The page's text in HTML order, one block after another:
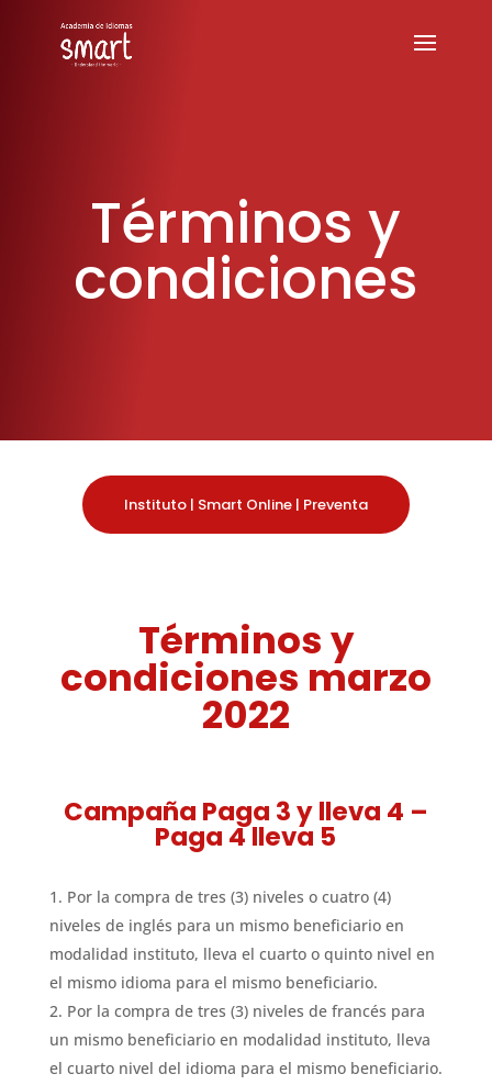
Términos y
condiciones
Instituto | Smart Online | Preventa
Términos y
condiciones marzo
2022
Campaña Paga 3 y lleva 4 –
Paga 4 lleva 5
Por la compra de tres (3) niveles o cuatro (4)
niveles de inglés para un mismo beneficiario en
modalidad instituto,​ lleva el cuarto o quinto nivel en
el mismo idioma para el mismo beneficiario.
Por la compra de tres (3) niveles de francés para
un mismo beneficiario en modalidad instituto,​ lleva
el cuarto nivel del idioma para el mismo beneficiario.